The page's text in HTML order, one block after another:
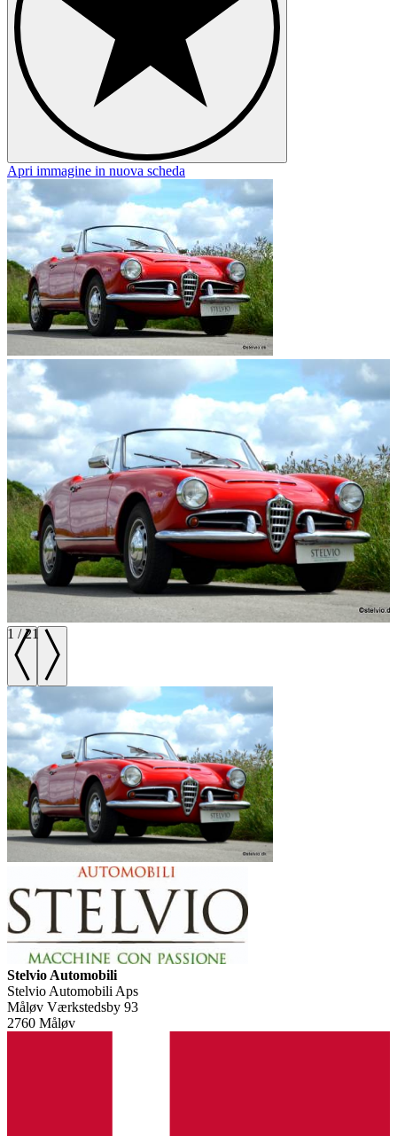
Apri immagine in nuova scheda
1 /21
Stelvio Automobili
Stelvio Automobili Aps
Måløv Værkstedsby 93
2760 Måløv